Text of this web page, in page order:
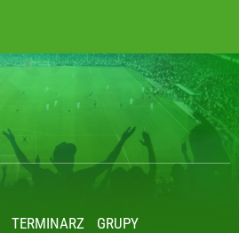
TERMINARZ GRUPY